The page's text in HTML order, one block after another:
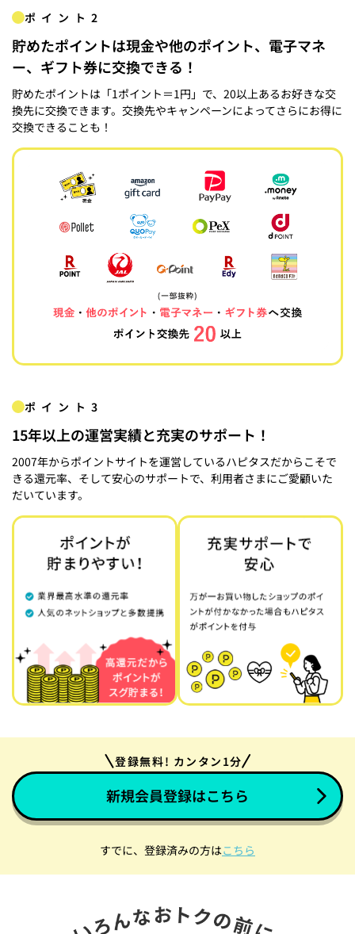
ポイント2
貯めたポイントは現金や他のポイント、電子マネ
ー、ギフト券に交換できる！
貯めたポイントは「1ポイント＝1円」で、20以上あるお好きな交
換先に交換できます。交換先やキャンペーンによってさらにお得に
交換できることも！
ポイント3
15年以上の運営実績と充実のサポート！
2007年からポイントサイトを運営しているハピタスだからこそで
きる還元率、そして安心のサポートで、利用者さまにご愛顧いた
だいています。
登録無料! カンタン1分
新規会員登録はこちら
すでに、登録済みの方はこちら